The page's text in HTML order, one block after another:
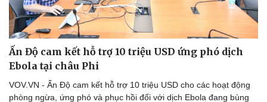
Ấn Độ cam kết hỗ trợ 10 triệu USD ứng phó dịch
Ebola tại châu Phi
VOV.VN - Ấn Độ cam kết hỗ trợ 10 triệu USD cho các hoạt động
phòng ngừa, ứng phó và phục hồi đối với dịch Ebola đang bùng